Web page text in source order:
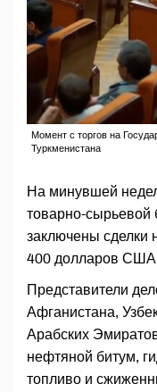
Момент с торгов на
Туркменистана
На минувшей
товарно-
заключены сделки
400 долларов
Представители
Афганистана,
Арабских
нефтяной битум,
топливо и